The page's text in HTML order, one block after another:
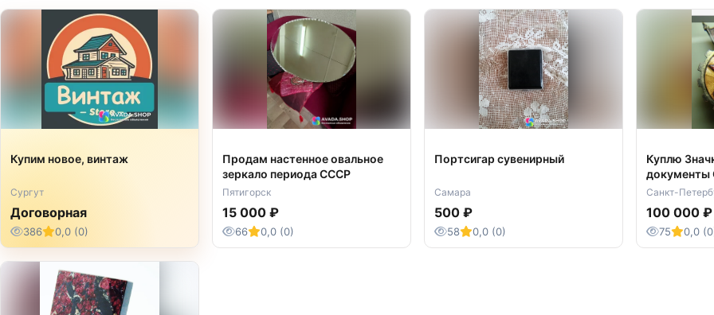
Купим новое, винтаж
Сургут
Договорная
386 0,0 (0)
Продам настенное овальное
зеркало периода СССР
Пятигорск
15 000 ₽
66 0,0 (0)
Портсигар сувенирный
Самара
500 ₽
58 0,0 (0)
Куплю
документы
периода
Санкт-
100 000 ₽
75 0,0